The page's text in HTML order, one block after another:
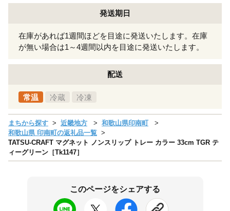
発送期日
在庫があれば1週間ほどを目途に発送いたします。在庫
が無い場合は1～4週間以内を目途に発送いたします。
配送
常温 冷蔵 冷凍
まちから探す 近畿地方
和歌山県印南町
和歌山県 印南町の返礼品一覧
TATSU-CRAFT マグネット ノンスリップ トレー カラー 33cm TGR テ
ィーグリーン［Tk1147］
このページをシェアする